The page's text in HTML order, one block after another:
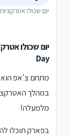
יום שכולו
Day
מתחם צ'אפ הוא
במהלך
מלמעלה!
בפארק תוכלו